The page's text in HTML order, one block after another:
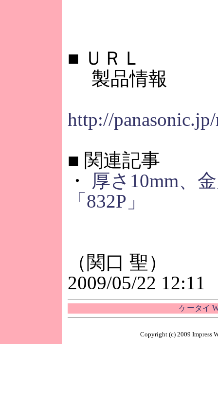
■ ＵＲＬ
製品情報
http://
■ 関連記事
・ 厚さ10mm、
「832P」
（関口 聖）
2009/05/22 12:11
ケータイ
Copyright (c) 2009 Impress